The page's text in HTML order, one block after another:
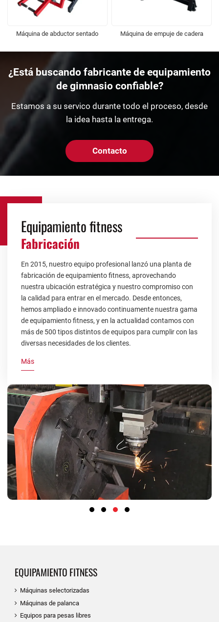
Máquina de abductor sentado Máquina de empuje de cadera
¿Está buscando fabricante de equipamiento
de gimnasio confiable?
Estamos a su servico durante todo el proceso, desde
la idea hasta la entrega.
Contacto
Equipamiento fitness
Fabricación
En 2015, nuestro equipo profesional lanzó una planta de
fabricación de equipamiento fitness, aprovechando
nuestra ubicación estratégica y nuestro compromiso con
la calidad para entrar en el mercado. Desde entonces,
hemos ampliado e innovado continuamente nuestra gama
de equipamiento fitness, y en la actualidad contamos con
más de 500 tipos distintos de equipos para cumplir con las
diversas necesidades de los clientes.
Más
EQUIPAMIENTO FITNESS
Máquinas selectorizadas
Máquinas de palanca
Equipos para pesas libres